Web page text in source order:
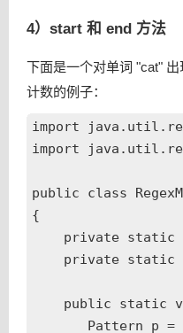
4）start 和 end 方法
下面是一个对单词 "cat"
计数的例子：
import
import
public class
{
private static
private static
public static
Pattern p =